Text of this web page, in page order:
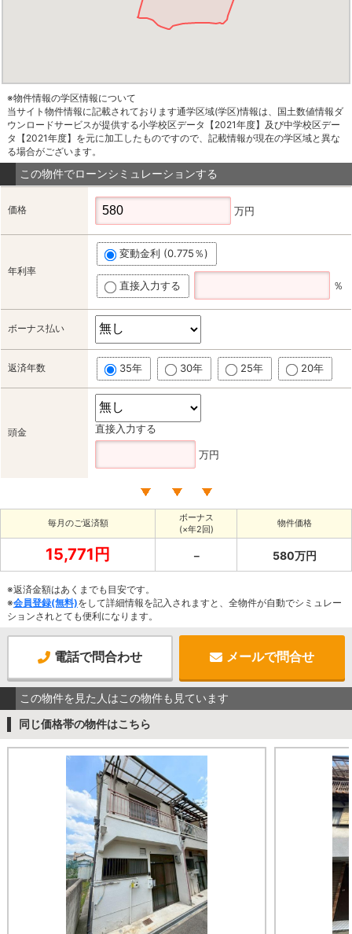
※物件情報の学区情報について
当サイト物件情報に記載されております通学区域(学区)情報は、国土数値情報ダ
ウンロードサービスが提供する小学校区データ【2021年度】及び中学校区デー
タ【2021年度】を元に加工したものですので、記載情報が現在の学区域と異な
る場合がございます。
この物件でローンシミュレーションする
価格 万円
年利率
変動金利 (0.775％)
直接入力する ％
ボーナス払い
返済年数 35年 30年 25年 20年
頭金 直接入力する
万円
毎月のご返済額
ボーナス
(×年2回)
物件価格
15,771円 － 580万円
※返済金額はあくまでも目安です。
※会員登録(無料)をして詳細情報を記入されますと、全物件が自動でシミュレー
ションされとても便利になります。
電話で問合わせ メールで問合せ
この物件を見た人はこの物件も見ています
同じ価格帯の物件はこちら